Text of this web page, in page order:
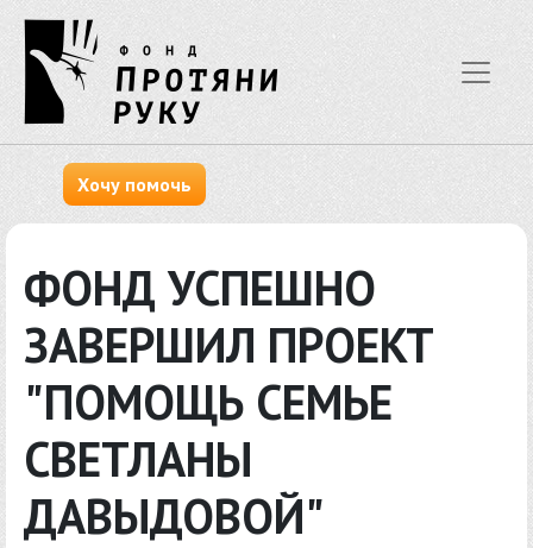
Хочу помочь
ФОНД УСПЕШНО
ЗАВЕРШИЛ ПРОЕКТ
"ПОМОЩЬ СЕМЬЕ
СВЕТЛАНЫ
ДАВЫДОВОЙ"